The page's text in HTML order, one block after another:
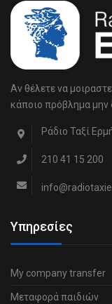
Αν θέλετε να
κάποιο πρόβλημα μην
Ράδιο Ταξί
210 41 15 200
Υπηρεσίες
My company transfer
Μεταφορά παιδιών